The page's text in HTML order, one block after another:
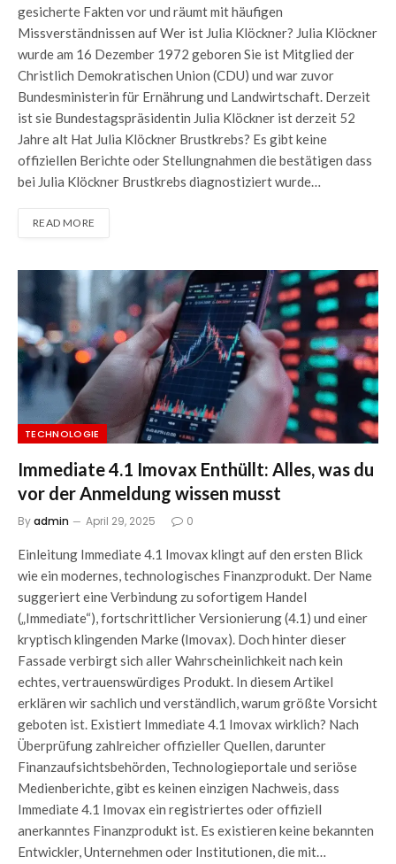
gesicherte Fakten vor und räumt mit häufigen
Missverständnissen auf Wer ist Julia Klöckner? Julia Klöckner
wurde am 16 Dezember 1972 geboren Sie ist Mitglied der
Christlich Demokratischen Union (CDU) und war zuvor
Bundesministerin für Ernährung und Landwirtschaft. Derzeit
ist sie Bundestagspräsidentin Julia Klöckner ist derzeit 52
Jahre alt Hat Julia Klöckner Brustkrebs? Es gibt keine
offiziellen Berichte oder Stellungnahmen die bestätigen dass
bei Julia Klöckner Brustkrebs diagnostiziert wurde…
READ MORE
TECHNOLOGIE
Immediate 4.1 Imovax Enthüllt: Alles, was du
vor der Anmeldung wissen musst
Byadmin April 29, 2025 0
Einleitung Immediate 4.1 Imovax klingt auf den ersten Blick
wie ein modernes, technologisches Finanzprodukt. Der Name
suggeriert eine Verbindung zu sofortigem Handel
(„Immediate“), fortschrittlicher Versionierung (4.1) und einer
kryptisch klingenden Marke (Imovax). Doch hinter dieser
Fassade verbirgt sich aller Wahrscheinlichkeit nach kein
echtes, vertrauenswürdiges Produkt. In diesem Artikel
erklären wir sachlich und verständlich, warum größte Vorsicht
geboten ist. Existiert Immediate 4.1 Imovax wirklich? Nach
Überprüfung zahlreicher offizieller Quellen, darunter
Finanzaufsichtsbehörden, Technologieportale und seriöse
Medienberichte, gibt es keinen einzigen Nachweis, dass
Immediate 4.1 Imovax ein registriertes oder offiziell
anerkanntes Finanzprodukt ist. Es existieren keine bekannten
Entwickler, Unternehmen oder Institutionen, die mit…